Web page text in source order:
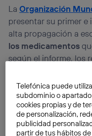
LaOrganización
presentar su primer
alta propagación a
los medicamentos
según el informe, los
La alarma que quiere
Subdirector General
Keiji Fukuda, afirma
era postantibiótico
infecciones comunes
Telefónica puede
subdominio o
cookies propias y de
de personalización,
publicidad
partir de tus hábitos